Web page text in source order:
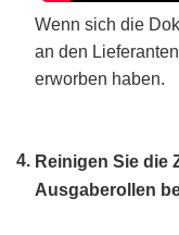
Wenn sich die
an den
erworben haben.
Reinigen Sie die
Ausgaberollen